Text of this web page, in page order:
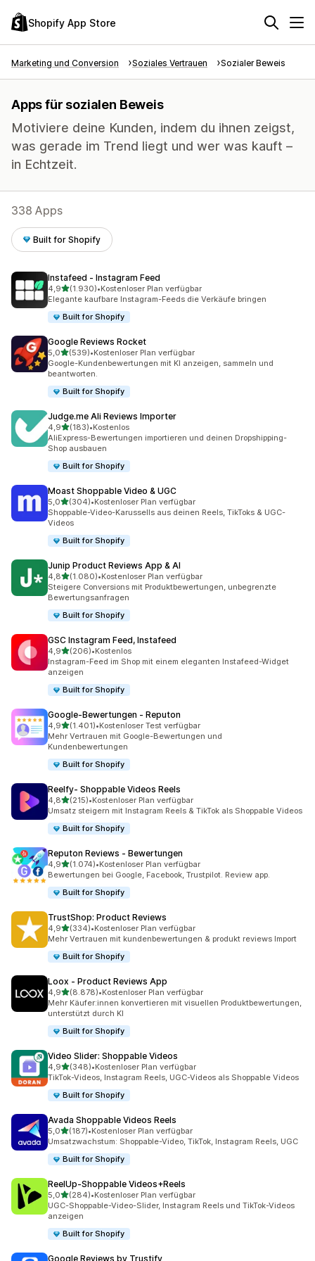
Shopify App Store
Marketing und Conversion Soziales Vertrauen Sozialer Beweis
Apps für sozialen Beweis
Motiviere deine Kunden, indem du ihnen zeigst,
was gerade im Trend liegt und wer was kauft –
in Echtzeit.
338 Apps
Built for Shopify
Instafeed ‑ Instagram Feed
4,9von 5 Sternen
(1.930)
1930 Rezensionen insgesamt
•Kostenloser Plan verfügbar
Elegante kaufbare Instagram-Feeds die Verkäufe bringen
Built for Shopify
Google Reviews Rocket
5,0von 5 Sternen
(539)
539 Rezensionen insgesamt
•Kostenloser Plan verfügbar
Google-Kundenbewertungen mit KI anzeigen, sammeln und
beantworten.
Built for Shopify
Judge.me Ali Reviews Importer
4,9von 5 Sternen
(183)
183 Rezensionen insgesamt
•Kostenlos
AliExpress-Bewertungen importieren und deinen Dropshipping-
Shop ausbauen
Built for Shopify
Moast Shoppable Video & UGC
5,0von 5 Sternen
(304)
304 Rezensionen insgesamt
•Kostenloser Plan verfügbar
Shoppable-Video-Karussells aus deinen Reels, TikToks & UGC-
Videos
Built for Shopify
Junip Product Reviews App & AI
4,8von 5 Sternen
(1.080)
1080 Rezensionen insgesamt
•Kostenloser Plan verfügbar
Steigere Conversions mit Produktbewertungen, unbegrenzte
Bewertungsanfragen
Built for Shopify
GSC Instagram Feed, Instafeed
4,9von 5 Sternen
(206)
206 Rezensionen insgesamt
•Kostenlos
Instagram-Feed im Shop mit einem eleganten Instafeed-Widget
anzeigen
Built for Shopify
Google‑Bewertungen ‑ Reputon
4,9von 5 Sternen
(1.401)
1401 Rezensionen insgesamt
•Kostenloser Test verfügbar
Mehr Vertrauen mit Google-Bewertungen und
Kundenbewertungen
Built for Shopify
Reelfy‑ Shoppable Videos Reels
4,8von 5 Sternen
(215)
215 Rezensionen insgesamt
•Kostenloser Plan verfügbar
Umsatz steigern mit Instagram Reels & TikTok als Shoppable Videos
Built for Shopify
Reputon Reviews ‑ Bewertungen
4,9von 5 Sternen
(1.074)
1074 Rezensionen insgesamt
•Kostenloser Plan verfügbar
Bewertungen bei Google, Facebook, Trustpilot. Review app.
Built for Shopify
TrustShop: Product Reviews
4,9von 5 Sternen
(334)
334 Rezensionen insgesamt
•Kostenloser Plan verfügbar
Mehr Vertrauen mit kundenbewertungen & produkt reviews Import
Built for Shopify
Loox ‑ Product Reviews App
4,9von 5 Sternen
(8.878)
8878 Rezensionen insgesamt
•Kostenloser Plan verfügbar
Mehr Käufer:innen konvertieren mit visuellen Produktbewertungen,
unterstützt durch KI
Built for Shopify
Video Slider: Shoppable Videos
4,9von 5 Sternen
(348)
348 Rezensionen insgesamt
•Kostenloser Plan verfügbar
TikTok-Videos, Instagram Reels, UGC-Videos als Shoppable Videos
Built for Shopify
Avada Shoppable Videos Reels
5,0von 5 Sternen
(187)
187 Rezensionen insgesamt
•Kostenloser Plan verfügbar
Umsatzwachstum: Shoppable-Video, TikTok, Instagram Reels, UGC
Built for Shopify
ReelUp‑Shoppable Videos+Reels
5,0von 5 Sternen
(284)
284 Rezensionen insgesamt
•Kostenloser Plan verfügbar
UGC-Shoppable-Video-Slider, Instagram Reels und TikTok-Videos
anzeigen
Built for Shopify
Google Reviews by Trustify